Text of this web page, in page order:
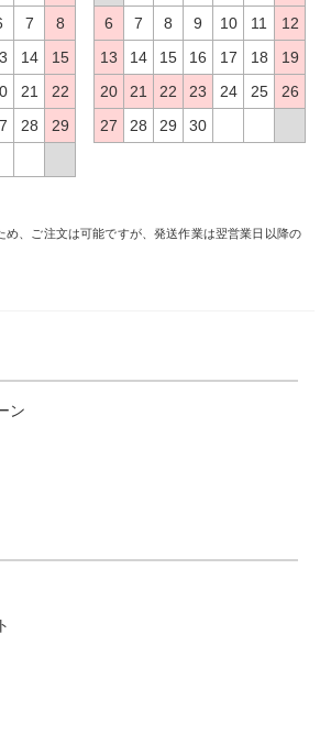
7
8
14
15
21
22
28
29
6
7 8 9 10 11
12
13
14 15 16 17 18
19
20
21 22 23 24 25
26
27
28 29 30
、ご注文は可能ですが、発送作業は翌営業日以降の
ン